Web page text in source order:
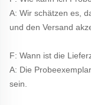
A: Wir schätzen es,
und den Versand
F: Wann ist die
A: Die
sein.